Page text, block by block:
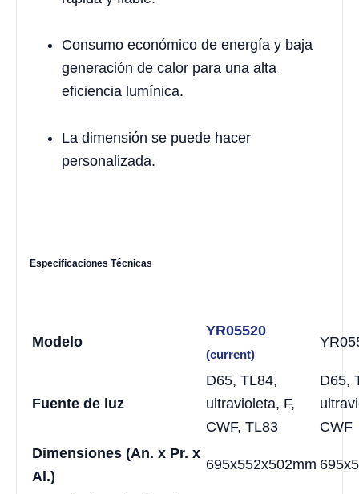
Consumo económico de energía y baja
generación de calor para una alta
eficiencia lumínica.
La dimensión se puede hacer
personalizada.
Especificaciones Técnicas
Modelo
YR05520
(current)
Fuente de luz
D65, TL84,
ultravioleta, F,
CWF, TL83
D65,
CWF
Dimensiones (An. x Pr. x
Al.)
695x552x502mm